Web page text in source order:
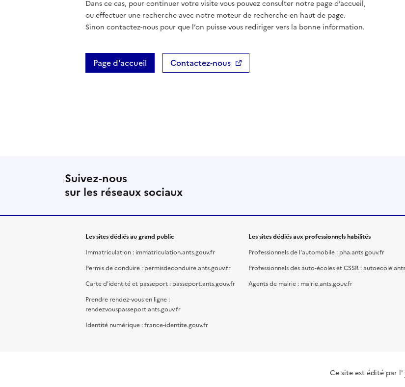
Dans ce cas, pour continuer votre visite vous pouvez consulter notre page d’accueil,
ou effectuer une recherche avec notre moteur de recherche en haut de page.
Sinon contactez-nous pour que l’on puisse vous rediriger vers la bonne information.
Page d'accueil Contactez-nous
Suivez-nous
sur les réseaux sociaux
Les sites dédiés au grand public
Immatriculation : immatriculation.ants.gouv.fr
Permis de conduire : permisdeconduire.ants.gouv.fr
Carte d'identité et passeport : passeport.ants.gouv.fr
Prendre rendez-vous en ligne :
rendezvouspasseport.ants.gouv.fr
Identité numérique : france-identite.gouv.fr
Les sites dédiés aux professionnels habilités
Professionnels de l'automobile : pha.ants.gouv.fr
Professionnels des auto-écoles et CSSR :
Agents de mairie : mairie.ants.gouv.fr
Ce site est édité par l'